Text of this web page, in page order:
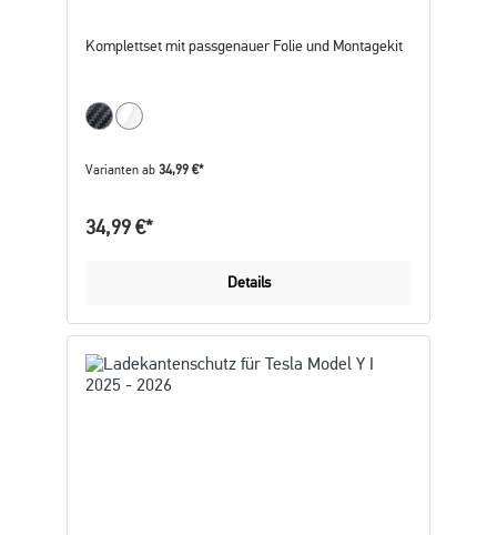
Komplettset mit passgenauer Folie und Montagekit
Varianten ab 34,99 €*
34,99 €*
Details